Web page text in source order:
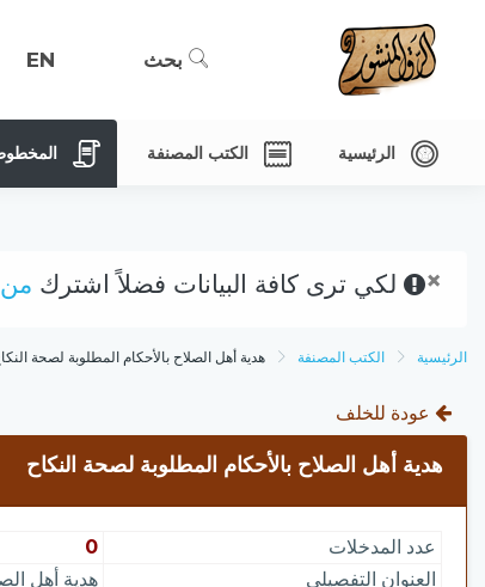
بحث EN
الرئيسية الكتب المصنفة
× لكي ترى كافة البيانات فضلاً اشترك من
الرئيسية الكتب المصنفة هدية أهل الصلاح بالأحكام المطلوبة لصحة
عودة للخلف
هدية أهل الصلاح بالأحكام المطلوبة لصحة النكاح
عدد المدخلات
0
العنوان التفصيلي
هدية أهل